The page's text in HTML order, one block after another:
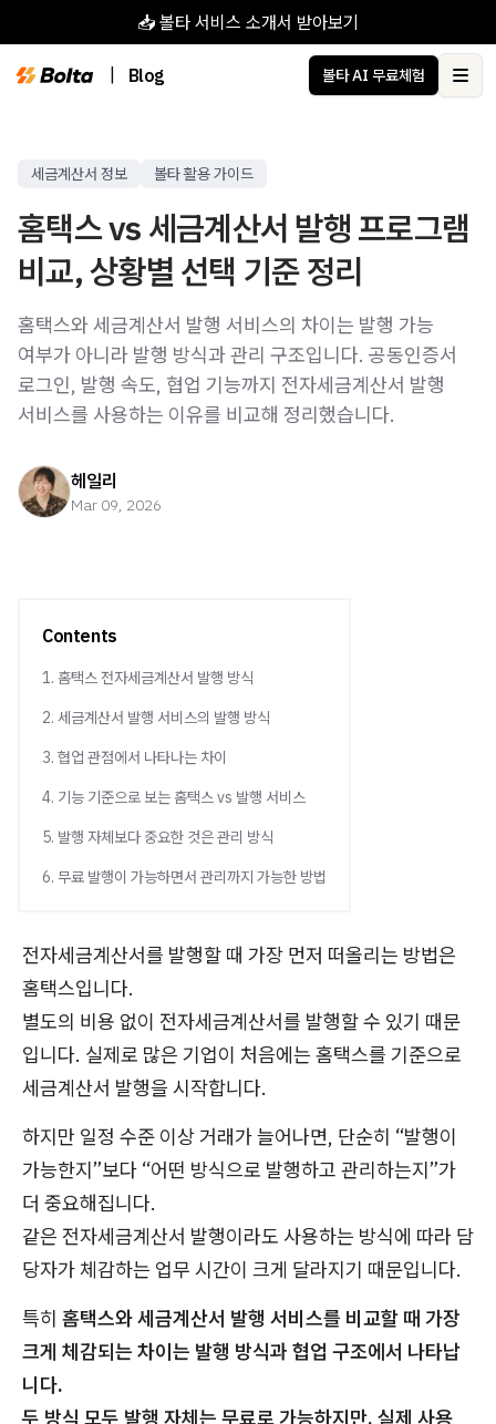
📥 볼타 서비스 소개서 받아보기
Blog 볼타 AI 무료체험
세금계산서 정보 볼타 활용 가이드
홈택스 vs 세금계산서 발행 프로그램
비교, 상황별 선택 기준 정리
홈택스와 세금계산서 발행 서비스의 차이는 발행 가능
여부가 아니라 발행 방식과 관리 구조입니다. 공동인증서
로그인, 발행 속도, 협업 기능까지 전자세금계산서 발행
서비스를 사용하는 이유를 비교해 정리했습니다.
헤일리
Mar 09, 2026
Contents
1. 홈택스 전자세금계산서 발행 방식
2. 세금계산서 발행 서비스의 발행 방식
3. 협업 관점에서 나타나는 차이
4. 기능 기준으로 보는 홈택스 vs 발행 서비스
5. 발행 자체보다 중요한 것은 관리 방식
6. 무료 발행이 가능하면서 관리까지 가능한 방법
전자세금계산서를 발행할 때 가장 먼저 떠올리는 방법은
홈택스입니다.
별도의 비용 없이 전자세금계산서를 발행할 수 있기 때문
입니다. 실제로 많은 기업이 처음에는 홈택스를 기준으로
세금계산서 발행을 시작합니다.
하지만 일정 수준 이상 거래가 늘어나면, 단순히 “발행이
가능한지”보다 “어떤 방식으로 발행하고 관리하는지”가
더 중요해집니다.
같은 전자세금계산서 발행이라도 사용하는 방식에 따라 담
당자가 체감하는 업무 시간이 크게 달라지기 때문입니다.
특히 홈택스와 세금계산서 발행 서비스를 비교할 때 가장
크게 체감되는 차이는 발행 방식과 협업 구조에서 나타납
니다.
두 방식 모두 발행 자체는 무료로 가능하지만, 실제 사용